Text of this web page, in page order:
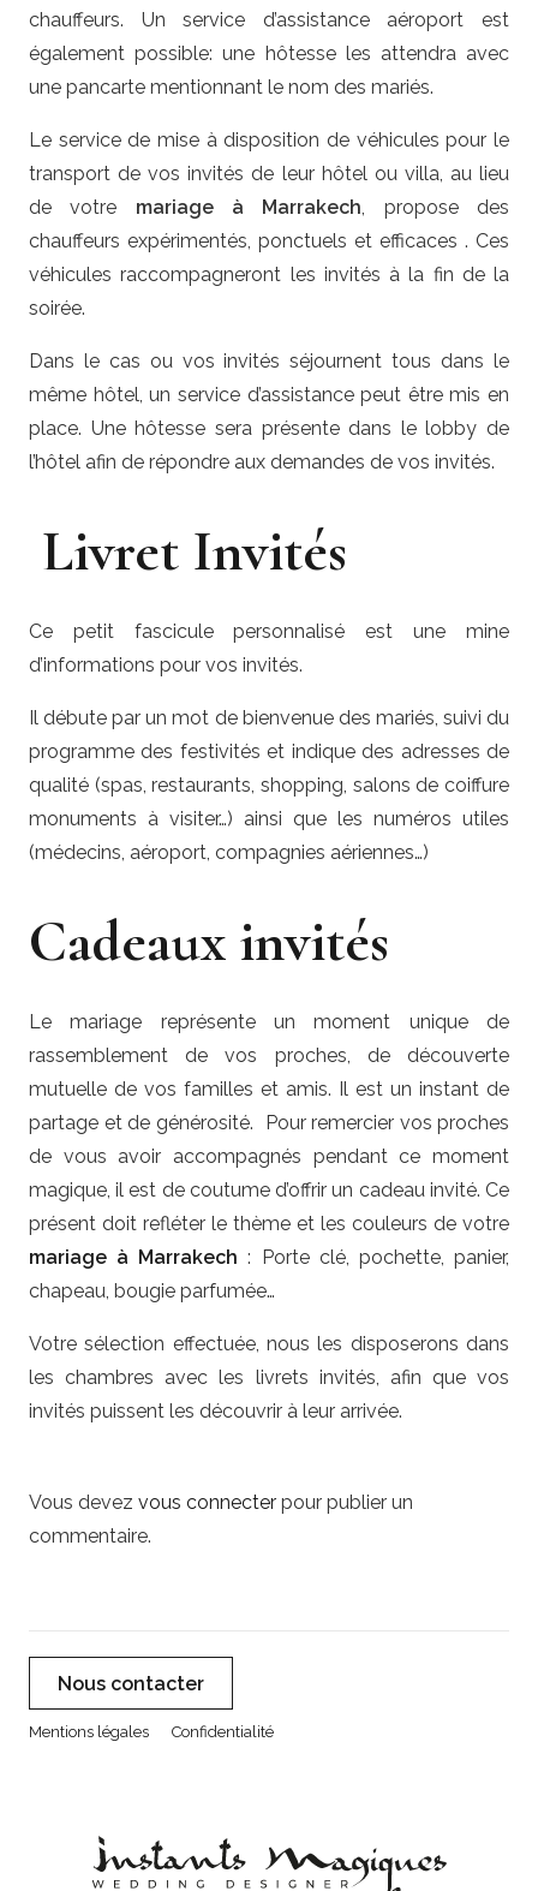
chauffeurs. Un service d’assistance aéroport est
également possible: une hôtesse les attendra avec
une pancarte mentionnant le nom des mariés.
Le service de mise à disposition de véhicules pour le
transport de vos invités de leur hôtel ou villa, au lieu
de votre mariage à Marrakech, propose des
chauffeurs expérimentés, ponctuels et efficaces . Ces
véhicules raccompagneront les invités à la fin de la
soirée.
Dans le cas ou vos invités séjournent tous dans le
même hôtel, un service d’assistance peut être mis en
place. Une hôtesse sera présente dans le lobby de
l’hôtel afin de répondre aux demandes de vos invités.
Livret Invités
Ce petit fascicule personnalisé est une mine
d’informations pour vos invités.
Il débute par un mot de bienvenue des mariés, suivi du
programme des festivités et indique des adresses de
qualité (spas, restaurants, shopping, salons de coiffure
monuments à visiter…) ainsi que les numéros utiles
(médecins, aéroport, compagnies aériennes…)
Cadeaux invités
Le mariage représente un moment unique de
rassemblement de vos proches, de découverte
mutuelle de vos familles et amis. Il est un instant de
partage et de générosité. Pour remercier vos proches
de vous avoir accompagnés pendant ce moment
magique, il est de coutume d’offrir un cadeau invité. Ce
présent doit refléter le thème et les couleurs de votre
mariage à Marrakech : Porte clé, pochette, panier,
chapeau, bougie parfumée…
Votre sélection effectuée, nous les disposerons dans
les chambres avec les livrets invités, afin que vos
invités puissent les découvrir à leur arrivée.
Vous devez vous connecter pour publier un
commentaire.
Nous contacter
Mentions légales Confidentialité